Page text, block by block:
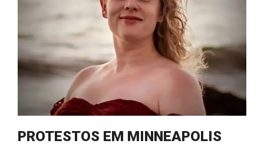
PROTESTOS EM MINNEAPOLIS